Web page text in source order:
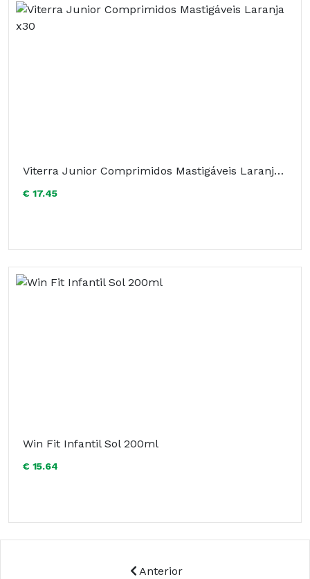
Viterra Junior Comprimidos Mastigáveis Laranja x30
€ 17.45
Win Fit Infantil Sol 200ml
€ 15.64
Anterior